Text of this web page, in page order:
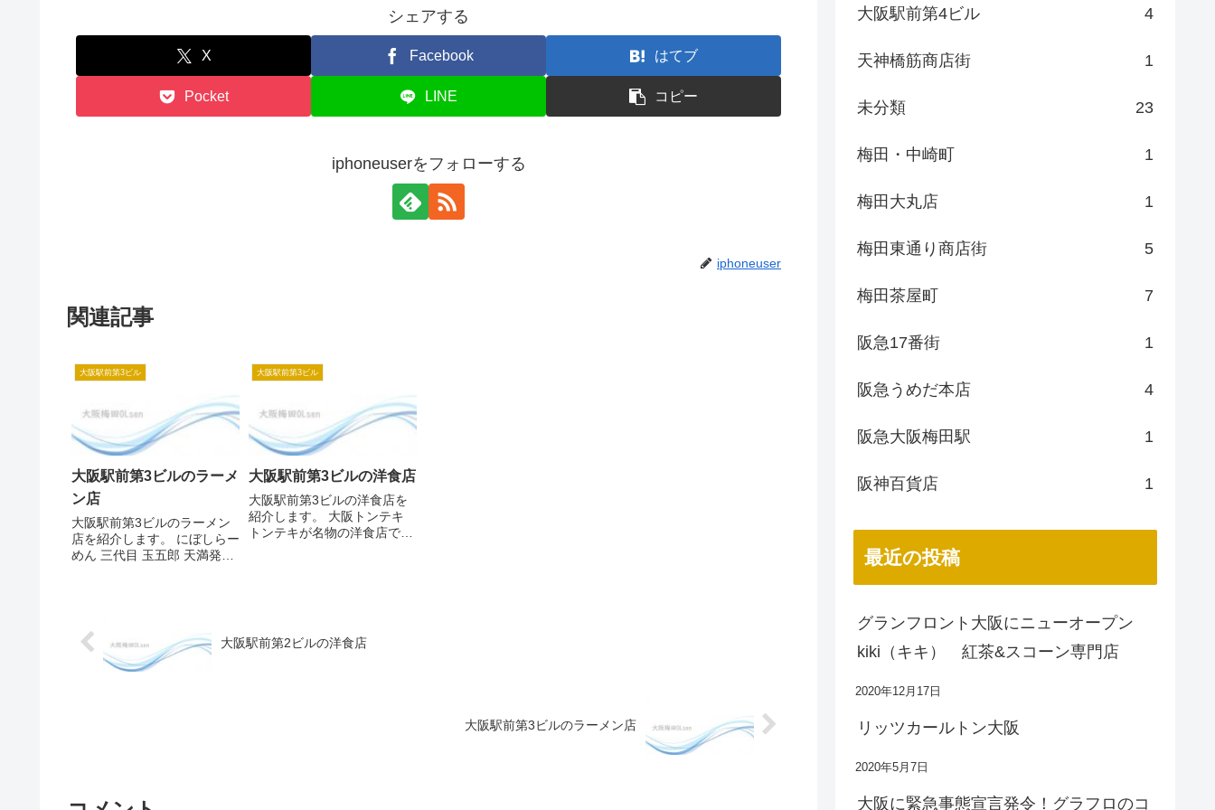
シェアする
X Facebook はてブ
Pocket LINE コピー
iphoneuserをフォローする
iphoneuser
関連記事
大阪駅前第3ビル
大阪駅前第3ビルのラーメ
ン店
大阪駅前第3ビルのラーメン
店を紹介します。 にぼしらー
めん 三代目 玉五郎 天満発の
で、中太縮れ麺と相性も抜群
です。卓上に煮干しふりかけ
大阪駅前第3ビル
大阪駅前第3ビルの洋食店
大阪駅前第3ビルの洋食店を
紹介します。 大阪トンテキ
トンテキが名物の洋食店で
ズは20...
大阪駅前第2ビルの洋食店
大阪駅前第3ビルのラーメン店
大阪駅前第4ビル 4
天神橋筋商店街 1
未分類 23
梅田・中崎町 1
梅田大丸店 1
梅田東通り商店街 5
梅田茶屋町 7
阪急17番街 1
阪急うめだ本店 4
阪急大阪梅田駅 1
阪神百貨店 1
最近の投稿
グランフロント大阪にニューオープン
kiki（キキ） 紅茶&スコーン専門店
2020年12月17日
リッツカールトン大阪
2020年5月7日
大阪に緊急事態宣言発令！グラフロのコ